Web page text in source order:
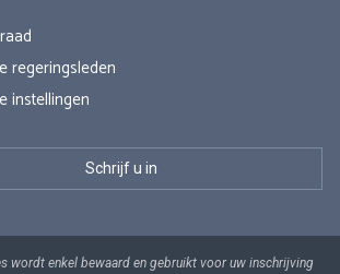
regeringsleden
instellingen
wordt enkel bewaard en gebruikt voor uw inschrijving